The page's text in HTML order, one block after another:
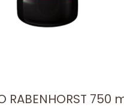
RABENHORST 750